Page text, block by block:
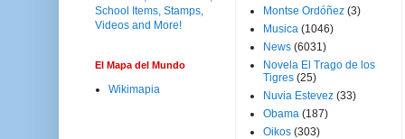
El Mapa del Mundo
Wikimapia
Montse Ordóñez (3)
Musica (1046)
News (6031)
Novela El Trago de los
Tigres (25)
Nuvia Estevez (33)
Obama (187)
Oikos (303)